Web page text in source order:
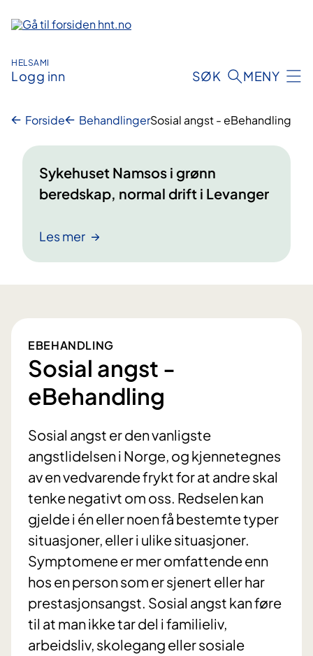
innhold
HELSAMI
Logg inn SØK MENY
Forside BehandlingerSosial angst - eBehandling
Sykehuset Namsos i grønn
beredskap, normal drift i Levanger
Les mer
EBEHANDLING
Sosial angst -
eBehandling
Sosial angst er den vanligste
angstlidelsen i Norge, og kjennetegnes
av en vedvarende frykt for at andre skal
tenke negativt om oss. Redselen kan
gjelde i én eller noen få bestemte typer
situasjoner, eller i ulike situasjoner.
Symptomene er mer omfattende enn
hos en person som er sjenert eller har
prestasjonsangst. Sosial angst kan føre
til at man ikke tar del i familieliv,
arbeidsliv, skolegang eller sosiale